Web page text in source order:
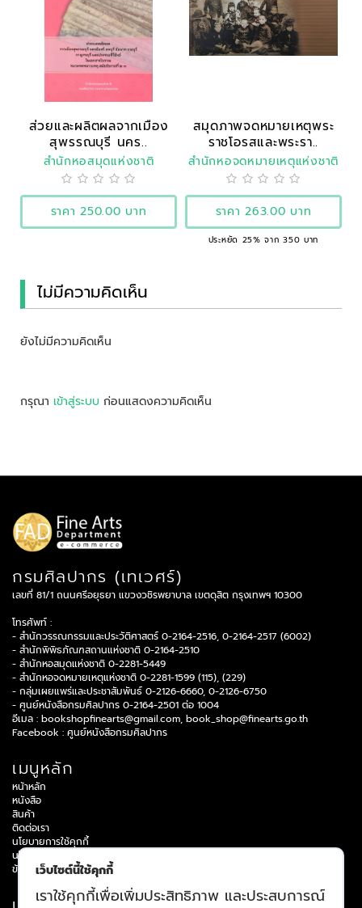
ส่วยและผลิตผลจากเมือง
สุพรรณบุรี นคร..
สำนักหอสมุดแห่งชาติ
ราคา 250.00 บาท
สมุดภาพจดหมายเหตุพระ
ราชโอรสและพระรา..
สำนักหอจดหมายเหตุแห่งชาติ
ราคา 263.00 บาท
ประหยัด 25% จาก 350 บาท
ไม่มีความคิดเห็น
ยังไม่มีความคิดเห็น
กรุณา เข้าสู่ระบบ ก่อนแสดงความคิดเห็น
เว็บไซต์นี้ใช้คุกกี้
เราใช้คุกกี้เพื่อเพิ่มประสิทธิภาพ และประสบการณ์
กรมศิลปากร (เทเวศร์)
เลขที่ 81/1 ถนนศรีอยุธยา แขวงวชิรพยาบาล เขตดุสิต กรุงเทพฯ 10300
โทรศัพท์ :
- สำนักวรรณกรรมและประวัติศาสตร์ 0-2164-2516, 0-2164-2517 (6002)
- สำนักพิพิธภัณฑสถานแห่งชาติ 0-2164-2510
- สำนักหอสมุดแห่งชาติ 0-2281-5449
- สำนักหอจดหมายเหตุแห่งชาติ 0-2281-1599 (115), (229)
- กลุ่มเผยแพร่และประชาสัมพันธ์ 0-2126-6660, 0-2126-6750
- ศูนย์หนังสือกรมศิลปากร 0-2164-2501 ต่อ 1004
อีเมล : bookshopfinearts@gmail.com, book_shop@finearts.go.th
Facebook : ศูนย์หนังสือกรมศิลปากร
เมนูหลัก
หน้าหลัก
หนังสือ
สินค้า
ติดต่อเรา
นโยบายการใช้คุกกี้
นโยบายความเป็นส่วนบุคคล
ข้อกำหนดและเงื่อนไข